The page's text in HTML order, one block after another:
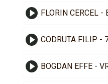
FLORIN CERCEL -
CODRUTA FILIP -
BOGDAN EFFE -